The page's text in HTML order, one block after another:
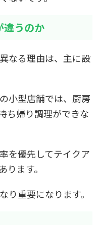
違うのか
なる理由は、主に設
小型店舗では、厨房
ち帰り調理ができな
を優先してテイクア
ます。
り重要になります。